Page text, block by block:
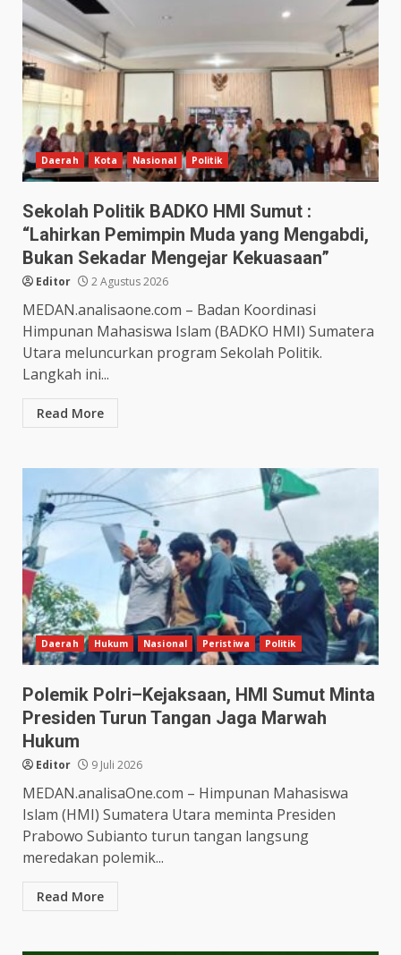
Daerah Kota Nasional Politik
Sekolah Politik BADKO HMI Sumut :
“Lahirkan Pemimpin Muda yang Mengabdi,
Bukan Sekadar Mengejar Kekuasaan”
Editor 2 Agustus 2026
MEDAN.analisaone.com – Badan Koordinasi
Himpunan Mahasiswa Islam (BADKO HMI) Sumatera
Utara meluncurkan program Sekolah Politik.
Langkah ini...
Read More
Daerah Hukum Nasional Peristiwa Politik
Polemik Polri–Kejaksaan, HMI Sumut Minta
Presiden Turun Tangan Jaga Marwah
Hukum
Editor 9 Juli 2026
MEDAN.analisaOne.com – Himpunan Mahasiswa
Islam (HMI) Sumatera Utara meminta Presiden
Prabowo Subianto turun tangan langsung
meredakan polemik...
Read More